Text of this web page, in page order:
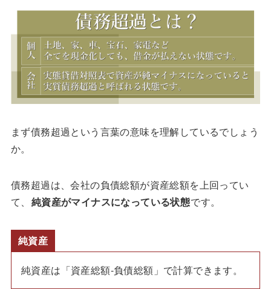
まず債務超過という言葉の意味を理解しているでしょう
か。
債務超過は、会社の負債総額が資産総額を上回ってい
て、 純資産がマイナスになっている状態です。
純資産
純資産は「資産総額-負債総額」で計算できます。